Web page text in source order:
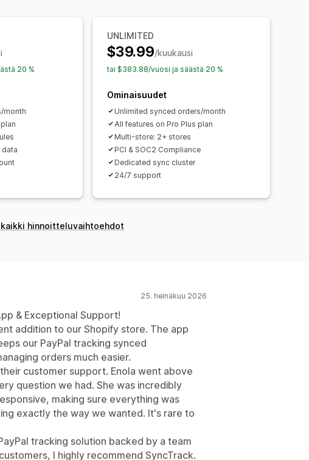
20 %
month
UNLIMITED
$39.99/kuukausi
tai $383.88/vuosi ja säästä 20 %
Ominaisuudet
Unlimited synced orders/month
All features on Pro Plus plan
Multi-store: 2+ stores
PCI & SOC2 Compliance
Dedicated sync cluster
24/7 support
kaikki hinnoitteluvaihtoehdot
25. heinäkuu 2026
& Exceptional Support!
addition to our Shopify store. The app
our PayPal tracking synced
orders much easier.
customer support. Enola went above
question we had. She was incredibly
making sure everything was
exactly the way we wanted. It's rare to
tracking solution backed by a team
I highly recommend SyncTrack.